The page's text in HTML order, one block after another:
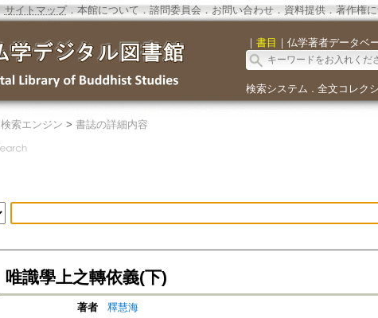
サイトマップ．本館について ． 諮問委員会． お問い合わせ． 資料提供． 著作権
｜ 書目 ｜ 仏学著者データベ
検索システム ． 全文コレク
検索エンジン > 書誌の詳細内容
唯識學上之轉依義(下)
著者
釋慧海